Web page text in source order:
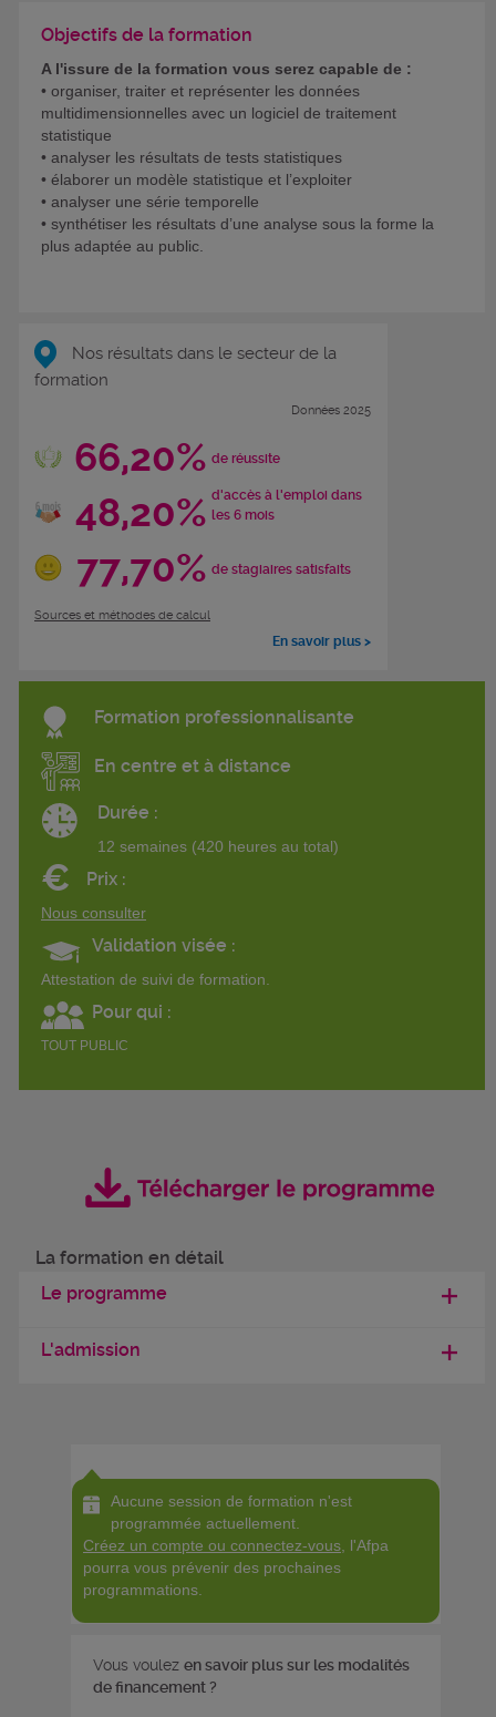
Objectifs de la formation
A l'issure de la formation vous serez capable de :
• organiser, traiter et représenter les données
multidimensionnelles avec un logiciel de traitement
statistique
• analyser les résultats de tests statistiques
• élaborer un modèle statistique et l’exploiter
• analyser une série temporelle
• synthétiser les résultats d’une analyse sous la forme la
plus adaptée au public.
Nos résultats dans le secteur de la
formation
Données 2025
66,20% de réussite
48,20% d'accès à l'emploi dans
les 6 mois
77,70% de stagiaires satisfaits
Sources et méthodes de calcul
En savoir plus >
Formation professionnalisante
En centre et à distance
Durée :
12 semaines (420 heures au total)
€ Prix :
Nous consulter
Validation visée :
Attestation de suivi de formation.
Pour qui :
TOUT PUBLIC
La formation en détail
Le programme
L'admission
Aucune session de formation n'est
programmée actuellement.
Créez un compte ou connectez-vous , l'Afpa
pourra vous prévenir des prochaines
programmations.
Vous voulez en savoir plus sur les modalités
de financement ?